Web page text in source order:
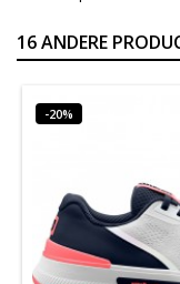
16 ANDERE
-20%